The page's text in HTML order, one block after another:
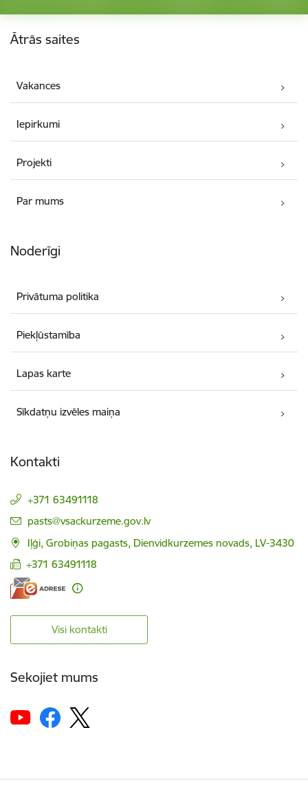
Kājene
Ātrās saites
Vakances
Iepirkumi
Projekti
Par mums
Noderīgi
Privātuma politika
Piekļūstamība
Lapas karte
Sīkdatņu izvēles maiņa
Kontakti
+371 63491118
E-pasts:
pasts@vsackurzeme.gov.lv
Iļģi, Grobiņas pagasts, Dienvidkurzemes novads, LV-3430
+371 63491118
Visi kontakti
Sekojiet mums